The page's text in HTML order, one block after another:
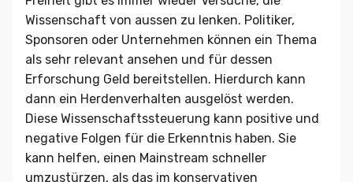
Wissenschaft von aussen zu lenken. Politiker,
Sponsoren oder Unternehmen können ein Thema
als sehr relevant ansehen und für dessen
Erforschung Geld bereitstellen. Hierdurch kann
dann ein Herdenverhalten ausgelöst werden.
Diese Wissenschaftssteuerung kann positive und
negative Folgen für die Erkenntnis haben. Sie
kann helfen, einen Mainstream schneller
umzustürzen, als das im konservativen